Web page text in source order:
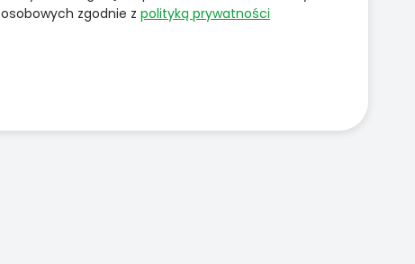
osobowych zgodnie z polityką prywatności